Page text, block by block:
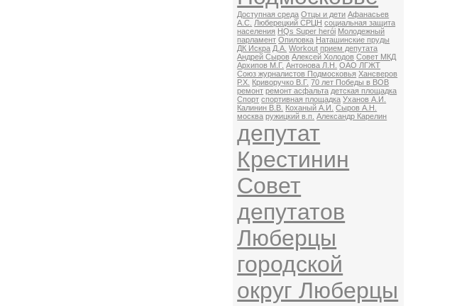
Доступная среда Отцы и дети Афанасьев
А.С. Люберецкий СРЦН социальная защита
населения HQs Super herói Молодежный
парламент Опиловка Наташинские пруды
ДК Искра Д.А. Workout прием депутата
Андрей Сыров Алексей Холодов Совет МКД
Архипов М.Г. Антонова Л.Н.
ОАО ЛГЖТ
Союз журналистов Подмосковья Хансверов
Р.Х. Криворучко В.Г. 70 лет Победы в ВОВ
ремонт ремонт асфальта детская площадка
Спорт спортивная площадка Уханов А.И.
Калинин В.В. Коханый А.И.
Сыров А.Н.
москва ружицкий в.п. Александр Карелин
депутат
Крестинин
Совет
депутатов
Люберцы
городской
округ Люберцы